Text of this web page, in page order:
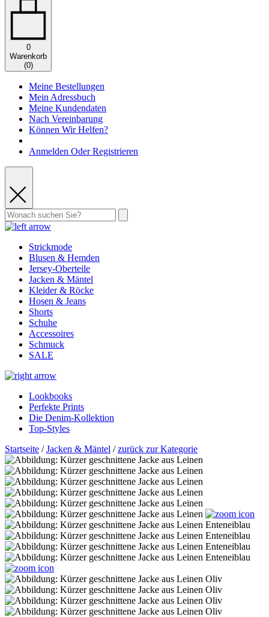
0
Warenkorb
(0)
Meine Bestellungen
Mein Adressbuch
Meine Kundendaten
Nach Vereinbarung
Können Wir Helfen?
Anmelden Oder Registrieren
Strickmode
Blusen & Hemden
Jersey-Oberteile
Jacken & Mäntel
Kleider & Röcke
Hosen & Jeans
Shorts
Schuhe
Accessoires
Schmuck
SALE
Lookbooks
Perfekte Prints
Die Denim-Kollektion
Top-Styles
Startseite /Jacken & Mäntel /zurück zur Kategorie